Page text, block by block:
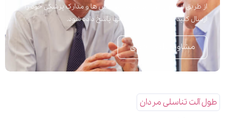
از طریق این نرم افزار می توانید پرسش ها و مدارک پزشکی خود را
ارسال کنید تا در اسرع وقت به آنها پاسخ داده شود.
مشاوره تلفنی فوری
طول آلت تناسلی مردان